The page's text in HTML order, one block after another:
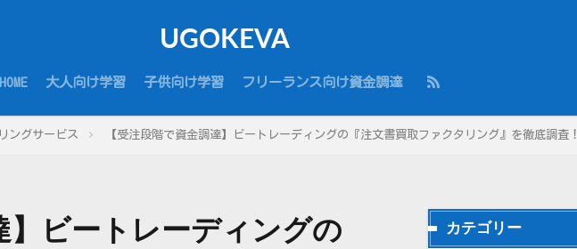
UGOKEVA
HOME 大人向け学習 子供向け学習 フリーランス向け資金調達
ングサービス 【受注段階で資金調達】ビートレーディングの『注文書買取ファクタリング』を徹底調査！
】ビートレーディングの
カテゴリー